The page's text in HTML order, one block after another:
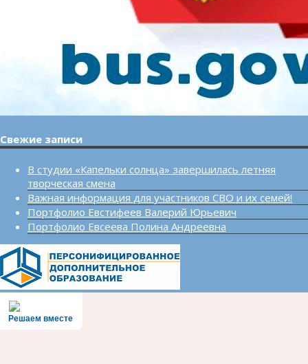
Свежие записи
В студии «Капельки солнца» завершилась летняя
творческая смена
Важная информация для участников СВО и их семей!
Портфолио Евстифеев Валерий Юрьевич
Портфолио Евсеева Полина Андреевна
Решаем вместе